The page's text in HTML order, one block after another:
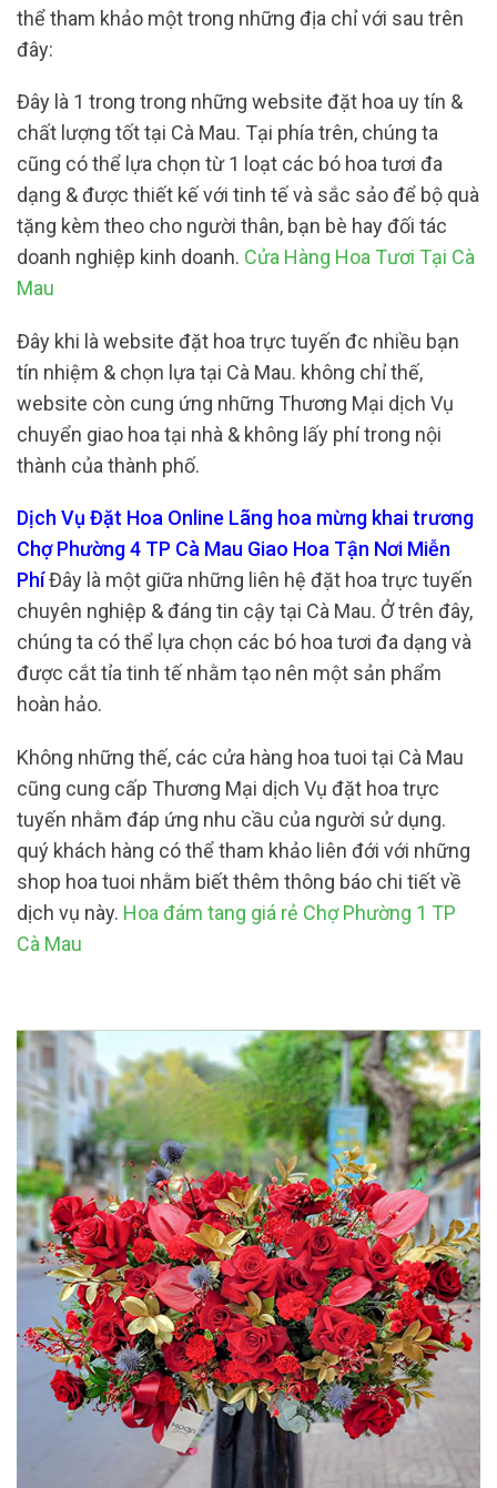
thể tham khảo một trong những địa chỉ với sau trên
đây:
Đây là 1 trong trong những website đặt hoa uy tín &
chất lượng tốt tại Cà Mau. Tại phía trên, chúng ta
cũng có thể lựa chọn từ 1 loạt các bó hoa tươi đa
dạng & được thiết kế với tinh tế và sắc sảo để bộ quà
tặng kèm theo cho người thân, bạn bè hay đối tác
doanh nghiệp kinh doanh. Cửa Hàng Hoa Tươi Tại Cà
Mau
Đây khi là website đặt hoa trực tuyến đc nhiều bạn
tín nhiệm & chọn lựa tại Cà Mau. không chỉ thế,
website còn cung ứng những Thương Mại dịch Vụ
chuyển giao hoa tại nhà & không lấy phí trong nội
thành của thành phố.
Dịch Vụ Đặt Hoa Online Lãng hoa mừng khai trương
Chợ Phường 4 TP Cà Mau Giao Hoa Tận Nơi Miễn
PhíĐây là một giữa những liên hệ đặt hoa trực tuyến
chuyên nghiệp & đáng tin cậy tại Cà Mau. Ở trên đây,
chúng ta có thể lựa chọn các bó hoa tươi đa dạng và
được cắt tỉa tinh tế nhằm tạo nên một sản phẩm
hoàn hảo.
Không những thế, các cửa hàng hoa tuoi tại Cà Mau
cũng cung cấp Thương Mại dịch Vụ đặt hoa trực
tuyến nhằm đáp ứng nhu cầu của người sử dụng.
quý khách hàng có thể tham khảo liên đới với những
shop hoa tuoi nhằm biết thêm thông báo chi tiết về
dịch vụ này. Hoa đám tang giá rẻ Chợ Phường 1 TP
Cà Mau